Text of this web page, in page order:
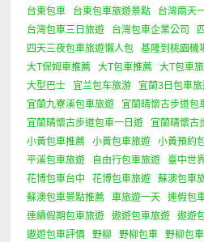
台東包車
台東包車旅遊景點
台灣兩天
台灣包車三日旅遊
台灣包車企業公司
四天三夜包車旅遊懶人包
基隆到桃園機
大T保姆車推薦
大T包車推薦 大T包車
大型巴士
宜兰包车旅游 宜蘭3日包車
宜蘭九寮溪包車旅遊
宜蘭晴懷古步道包
宜蘭晴懷古步道包車一日遊
宜蘭晴懷古
小黃包車推薦
小黃包車旅遊 小黃預約
平溪包車旅遊
自由行包車旅遊 臺中世
花博包車台中
花博包車旅遊 蘇澳包車
蘇澳包車景點推薦
車旅遊一天 連假包
連續假期包車旅遊
遨遊包車旅遊 遨遊
遨遊包車評價
野柳 野柳包車 野柳包